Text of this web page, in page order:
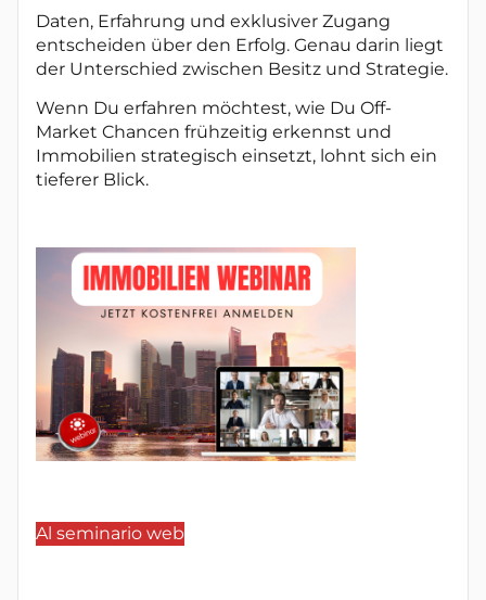
Daten, Erfahrung und exklusiver Zugang
entscheiden über den Erfolg. Genau darin liegt
der Unterschied zwischen Besitz und Strategie.
Wenn Du erfahren möchtest, wie Du Off-
Market Chancen frühzeitig erkennst und
Immobilien strategisch einsetzt, lohnt sich ein
tieferer Blick.
Al seminario web